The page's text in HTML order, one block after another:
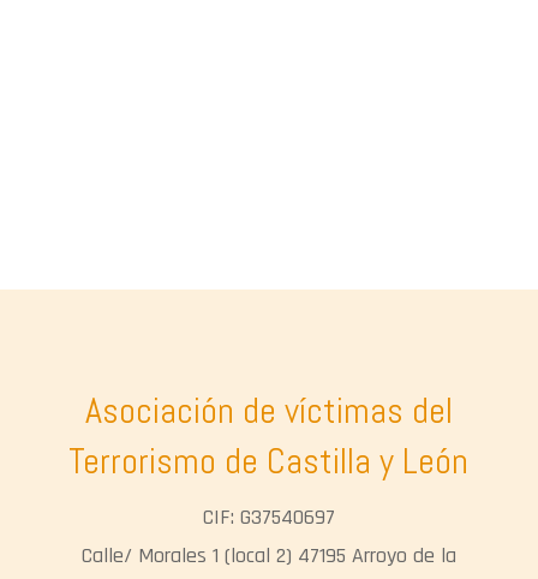
Asociación de víctimas del
Terrorismo de Castilla y León
CIF: G37540697
Calle/ Morales 1 (local 2) 47195 Arroyo de la